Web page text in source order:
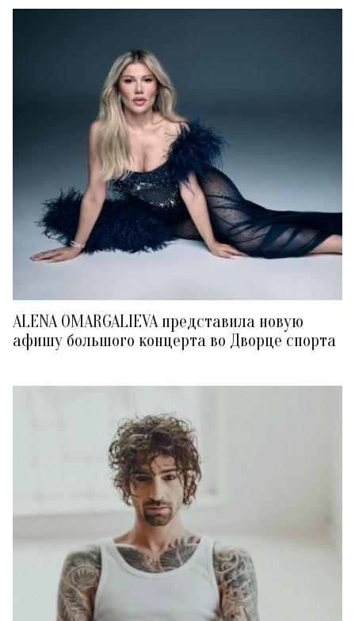
ALENA OMARGALIEVA представила новую
афишу большого концерта во Дворце спорта